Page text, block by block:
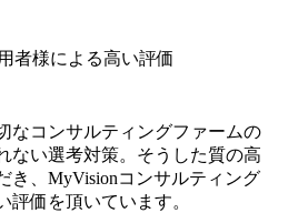
実施を予定しています ※1名あた
2時間半程度を想定しています
なるべく空けないよう調整して
いケースもございます オンライ
実施 ※東京オフィスのみのご応
希望を含めたご応募はお受けい
ださい ● フルタイムでの職務経
東京オフィスのコンサルタント
る方 ● 英語・日本語ともにビジ
母国語でない方は日本語能力
級レベルの日本語力(会話・読解
者様による高い評価
なコンサルティングファームの
ない選考対策。そうした質の高
き、MyVisionコンサルティング
評価を頂いています。